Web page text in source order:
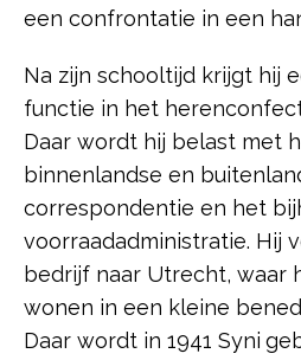
een confrontatie in een
Na zijn schooltijd krijgt hij
functie in het
Daar wordt hij belast met
binnenlandse en
correspondentie en het
voorraadadministratie. Hij
bedrijf naar Utrecht, waar
wonen in een kleine
Daar wordt in 1941 Syni